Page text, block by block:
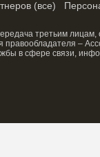
(все)
третьим
–
в сфере связи,